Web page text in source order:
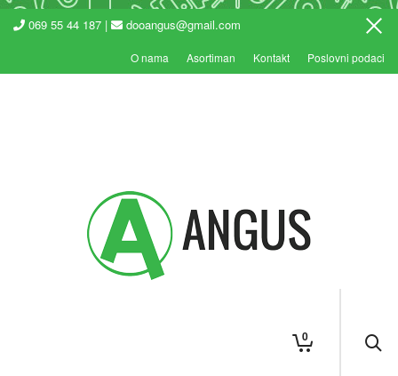
069 55 44 187 | dooangus@gmail.com
O nama Asortiman Kontakt Poslovni podaci
0